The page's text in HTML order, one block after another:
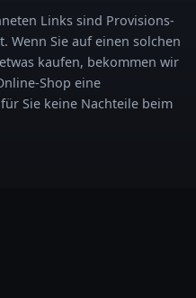
Links sind Provisions-
Wenn Sie auf einen solchen
kaufen, bekommen wir
Shop eine
Sie keine Nachteile beim